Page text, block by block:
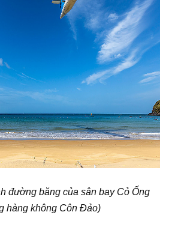
đường băng của sân bay Cỏ Ống
hàng không Côn Đảo)